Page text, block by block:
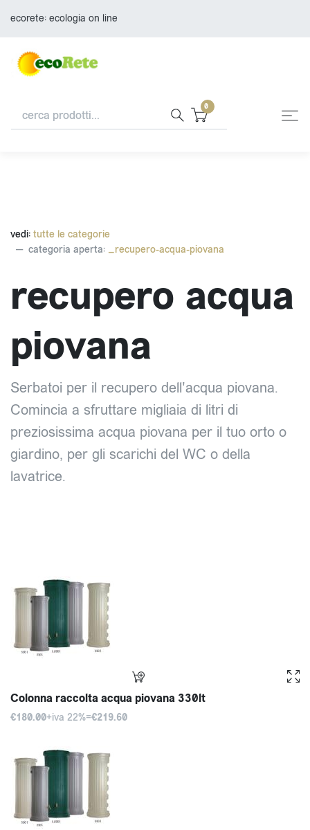
ecorete: ecologia on line
0
vedi: tutte le categorie
categoria aperta: _recupero-acqua-piovana
recupero acqua
piovana
Serbatoi per il recupero dell'acqua piovana.
Comincia a sfruttare migliaia di litri di
preziosissima acqua piovana per il tuo orto o
giardino, per gli scarichi del WC o della
lavatrice.
Colonna raccolta acqua piovana 330lt
€180.00+iva 22%=€219.60